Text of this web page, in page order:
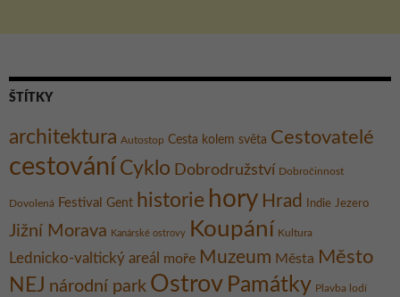
ŠTÍTKY
architektura Autostop Cesta kolem světa Cestovatelé
cestování Cyklo Dobrodružství Dobročinnost
Dovolená Festival Gent historie hory Hrad Indie Jezero
Jižní Morava Kanárské ostrovy Koupání Kultura
Lednicko-valtický areál moře Muzeum Města Město
NEJ národní park Ostrov Památky Plavba lodí